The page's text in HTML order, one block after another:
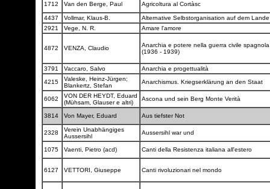
1712
Van den Berge, Paul Agricoltura al Cortàsc
4437 Vollmar, Klaus-B.
Alternative Selbstorganisation auf dem
2921
Vege, N. R. Amare l'amore
4872 VENZA, Claudio
Anarchia e potere nella guerra civile spagnola
(1936 - 1939)
3791 Vaccaro, Salvo
Anarchia e progettualità
4215
Valeske, Heinz-Jürgen;
Blankertz, Stefan
Anarchismus. Kriegserklärung an den Staat
6062
VON DER HEYDT, Eduard
(Mühsam, Glauser e altri)
Ascona und sein Berg Monte Verità
3814 Von Mayer, Eduard Aus tiefster Not
2328
Verein Unabhängiges
Aussersihl
Aussersihl war und
1075 Vaenti, Pietro (acd) Canti della Resistenza italiana all'estero
6127 VETTORI, Giuseppe Canti rivoluzionari nel mondo